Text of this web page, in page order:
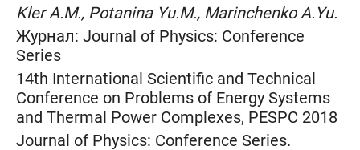
Kler A.M., Potanina Yu.M., Marinchenko A.Yu.
Журнал: Journal of Physics: Conference
Series
14th International Scientific and Technical
Conference on Problems of Energy Systems
and Thermal Power Complexes, PESPC 2018
Journal of Physics: Conference Series.